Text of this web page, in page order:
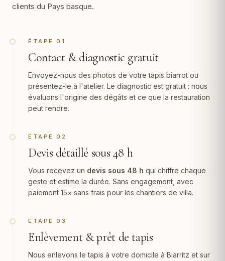
clients du Pays basque.
ÉTAPE 01
Contact & diagnostic gratuit
Envoyez-nous des photos de votre tapis biarrot ou
présentez-le à l'atelier. Le diagnostic est gratuit : nous
évaluons l'origine des dégâts et ce que la restauration
peut rendre.
ÉTAPE 02
Devis détaillé sous 48 h
Vous recevez un devis sous 48 h qui chiffre chaque
geste et estime la durée. Sans engagement, avec
paiement 15× sans frais pour les chantiers de villa.
ÉTAPE 03
Enlèvement & prêt de tapis
Nous enlevons le tapis à votre domicile à Biarritz et sur